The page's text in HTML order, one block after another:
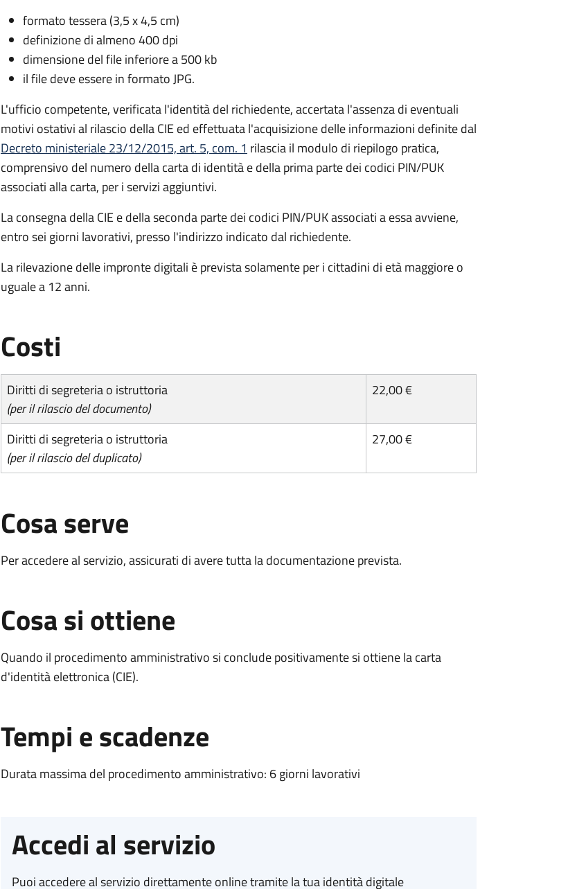
formato tessera (3,5 x 4,5 cm)
definizione di almeno 400 dpi
dimensione del file inferiore a 500 kb
il file deve essere in formato JPG.
L'ufficio competente, verificata l'identità del richiedente, accertata l'assenza di eventuali
motivi ostativi al rilascio della CIE ed effettuata l'acquisizione delle informazioni definite dal
Decreto ministeriale 23/12/2015, art. 5, com. 1 rilascia il modulo di riepilogo pratica,
comprensivo del numero della carta di identità e della prima parte dei codici PIN/PUK
associati alla carta, per i servizi aggiuntivi.
La consegna della CIE e della seconda parte dei codici PIN/PUK associati a essa avviene,
entro sei giorni lavorativi, presso l'indirizzo indicato dal richiedente.
La rilevazione delle impronte digitali è prevista solamente per i cittadini di età maggiore o
uguale a 12 anni.
Costi
Diritti di segreteria o istruttoria
(per il rilascio del documento)
22,00 €
Diritti di segreteria o istruttoria
(per il rilascio del duplicato)
27,00 €
Cosa serve
Per accedere al servizio, assicurati di avere tutta la documentazione prevista.
Cosa si ottiene
Quando il procedimento amministrativo si conclude positivamente si ottiene la carta
d'identità elettronica (CIE).
Tempi e scadenze
Durata massima del procedimento amministrativo: 6 giorni lavorativi
Accedi al servizio
Puoi accedere al servizio direttamente online tramite la tua identità digitale